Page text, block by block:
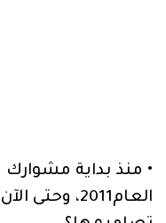
• منذ بداية
العام2011،